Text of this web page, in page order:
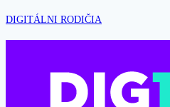
DIGITÁLNI RODIČIA